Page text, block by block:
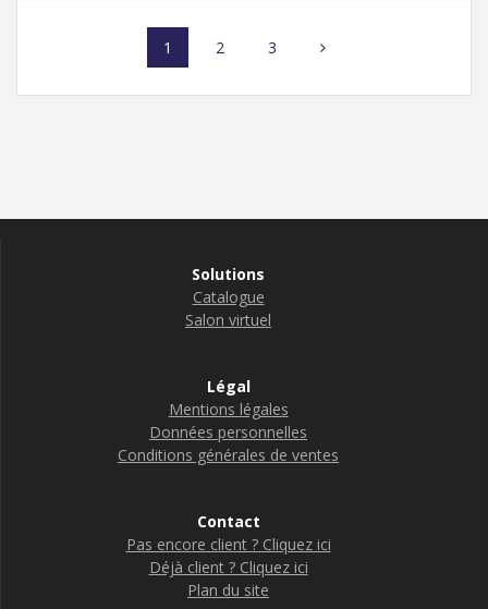
navigation
Page
1 Page
2 Page
3
Solutions
Catalogue
Salon virtuel
Légal
Mentions légales
Données personnelles
Conditions générales de ventes
Contact
Pas encore client ? Cliquez ici
Déjà client ? Cliquez ici
Plan du site